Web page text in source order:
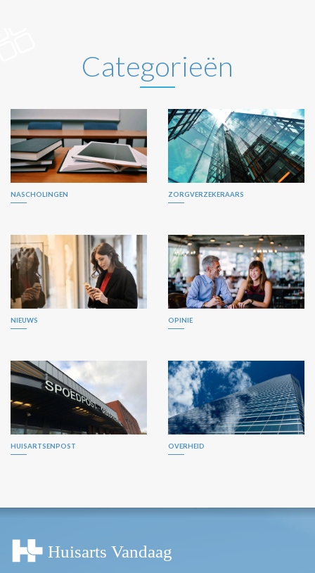
Categorieën
NASCHOLINGEN ZORGVERZEKERAARS
NIEUWS OPINIE
HUISARTSENPOST OVERHEID